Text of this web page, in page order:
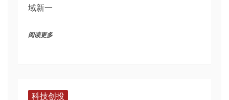
域新一
阅读更多
科技创投